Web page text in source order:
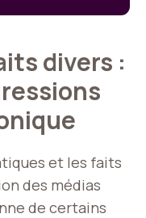
divers :
et les faits
des médias
de certains